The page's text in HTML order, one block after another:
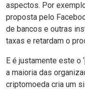
aspectos. Por
proposta pelo
de bancos e outras
taxas e retardam o
E é justamente este o
a maioria das
criptomoeda cria um